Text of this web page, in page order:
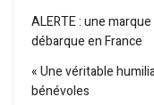
ALERTE : une
débarque en France
« Une véritable
bénévoles